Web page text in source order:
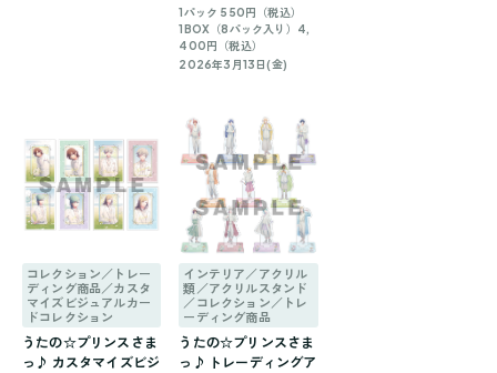
1パック 550円（税込）
1BOX（8パック入り）4,
400円（税込）
2026年3月13日(金)
コレクション／トレー
ディング商品／カスタ
マイズビジュアルカー
ドコレクション
うたの☆プリンスさま
っ♪ カスタマイズビジ
インテリア／アクリル
類／アクリルスタンド
／コレクション／トレ
ーディング商品
うたの☆プリンスさま
っ♪ トレーディングア